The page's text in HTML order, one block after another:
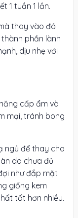
1 tuần 1 lần.
thay vào đó
phần lành
dịu nhẹ với
cấp ẩm và
mại, tránh bong
ngủ để thay cho
da chưa đủ
như đắp mặt
giống kem
tốt hơn nhiều.